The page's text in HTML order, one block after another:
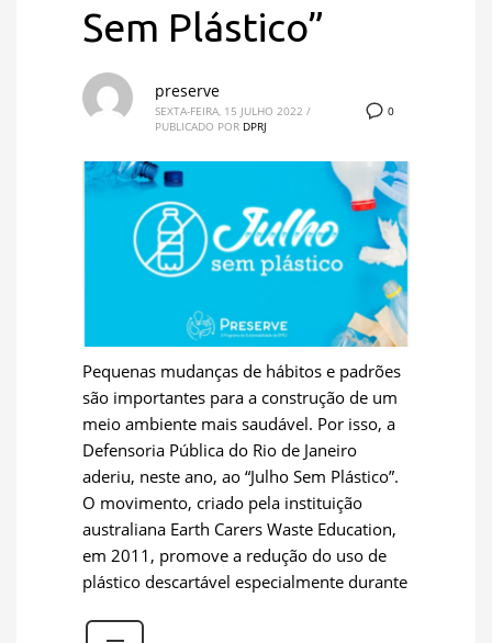
Sem Plástico”
0
preserve
SEXTA-FEIRA, 15 JULHO 2022 /
PUBLICADO POR DPRJ
Pequenas mudanças de hábitos e padrões
são importantes para a construção de um
meio ambiente mais saudável. Por isso, a
Defensoria Pública do Rio de Janeiro
aderiu, neste ano, ao “Julho Sem Plástico”.
O movimento, criado pela instituição
australiana Earth Carers Waste Education,
em 2011, promove a redução do uso de
plástico descartável especialmente durante